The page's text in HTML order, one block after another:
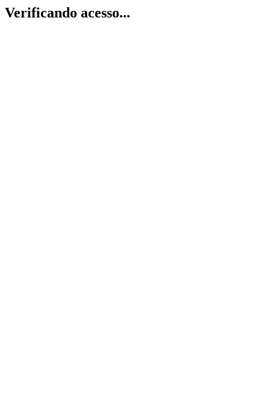
Verificando acesso...